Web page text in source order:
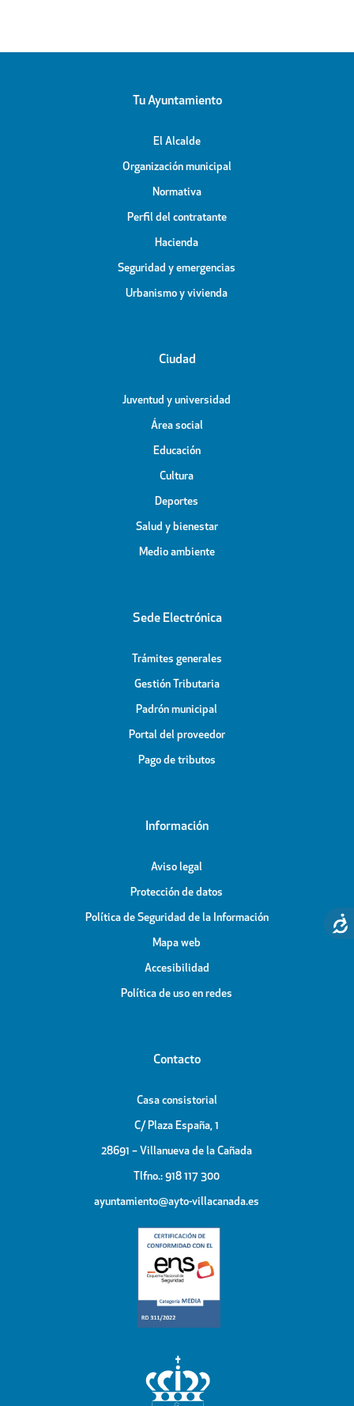
Tu Ayuntamiento
El Alcalde
Organización municipal
Normativa
Perfil del contratante
Hacienda
Seguridad y emergencias
Urbanismo y vivienda
Ciudad
Juventud y universidad
Área social
Educación
Cultura
Deportes
Salud y bienestar
Medio ambiente
Sede Electrónica
Trámites generales
Gestión Tributaria
Padrón municipal
Portal del proveedor
Pago de tributos
Información
Aviso legal
Protección de datos
Política de Seguridad de la Información
Mapa web
Accesibilidad
Política de uso en redes
Contacto
Casa consistorial
C/ Plaza España, 1
28691 – Villanueva de la Cañada
Tlfno.: 918 117 300
ayuntamiento@ayto-villacanada.es